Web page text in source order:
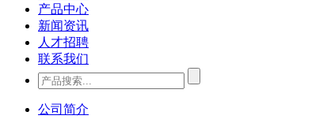
产品中心
新闻资讯
人才招聘
联系我们
公司简介